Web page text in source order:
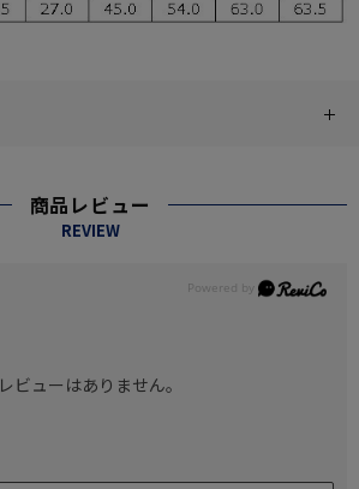
商品レビュー
REVIEW
レビューはありません。